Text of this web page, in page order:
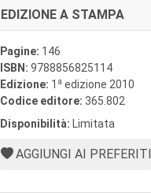
EDIZIONE A STAMPA
Pagine: 146
ISBN: 9788856825114
Edizione: 1 a edizione 2010
Codice editore: 365.802
Disponibilità: Limitata
AGGIUNGI AI PREFERITI